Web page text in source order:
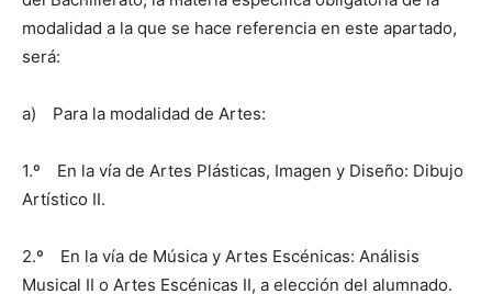
modalidad a la que se hace referencia en este apartado,
será:
a) Para la modalidad de Artes:
1.º En la vía de Artes Plásticas, Imagen y Diseño: Dibujo
Artístico II.
2.º En la vía de Música y Artes Escénicas: Análisis
Musical II o Artes Escénicas II, a elección del alumnado.